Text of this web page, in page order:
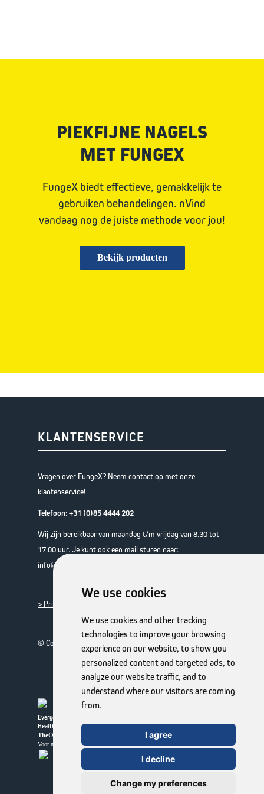
We use cookies
We use cookies and other tracking
technologies to improve your browsing
experience on our website, to show you
personalized content and targeted ads, to
analyze our website traffic, and to
understand where our visitors are coming
from.
I agree
I decline
Change my preferences
PIEKFIJNE NAGELS
MET FUNGEX
FungeX biedt effectieve, gemakkelijk te
gebruiken behandelingen. nVind
vandaag nog de juiste methode voor jou!
Bekijk producten
KLANTENSERVICE
Vragen over FungeX? Neem contact op met onze
klantenservice!
Telefoon:+31 (0)85 4444 202
Wij zijn bereikbaar van maandag t/m vrijdag van 8.30 tot
17.00 uur. Je kunt ook een mail sturen naar:
info@theotclab.com
> Privacy beleid
© Copyright 2026 TheOTCLab B.V.
Everyday Smart
Healthcare Solutions
TheOTCLab B.V.
Fred. Roeskestraat 115, 1076 EE Amsterdam, Nederland
Voor meer informatie kunt u terecht op